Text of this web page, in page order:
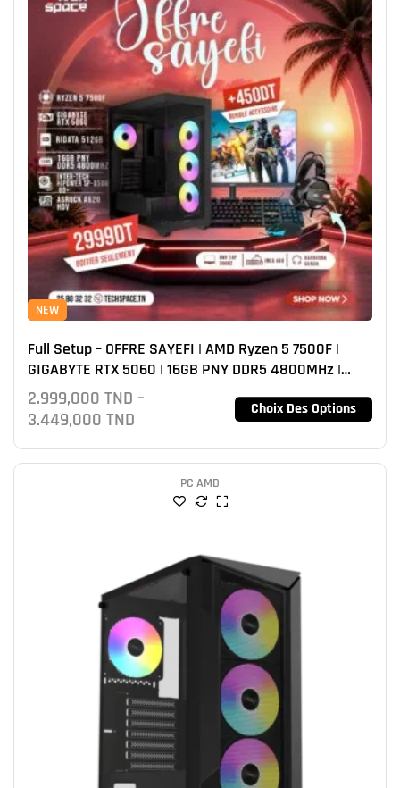
NEW
Full Setup – OFFRE SAYEFI | AMD Ryzen 5 7500F |
GIGABYTE RTX 5060 | 16GB PNY DDR5 4800MHz |
NVMe 512GB
2.999,000 TND –
3.449,000 TND Choix Des Options
PC AMD